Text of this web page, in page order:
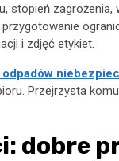
stopień
i zdjęć etykiet.
Przejrzysta
dobre